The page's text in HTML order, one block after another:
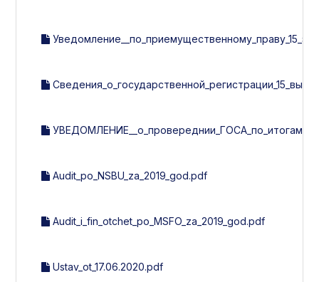
Audit_po_NSBU_za_2019_god.pdf
Audit_i_fin_otchet_po_MSFO_za_2019_god.pdf
Ustav_ot_17.06.2020.pdf